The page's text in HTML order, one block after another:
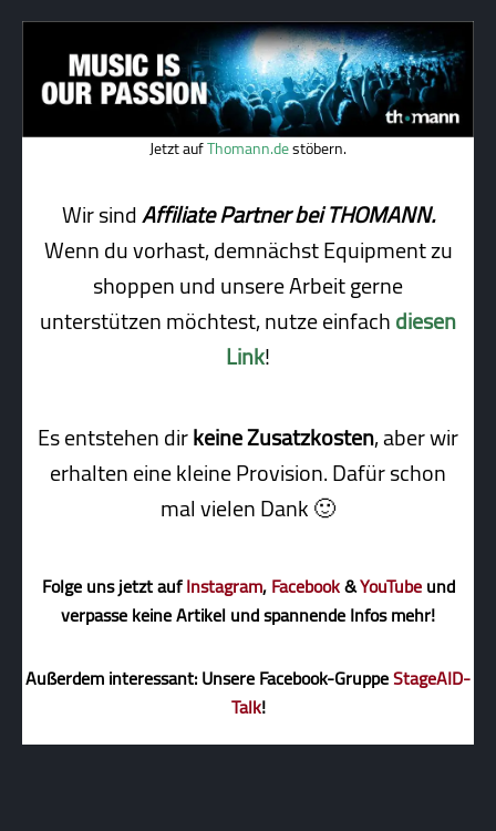
Jetzt aufThomann.destöbern.
Wir sindAffiliate Partner bei THOMANN.
Wenn du vorhast, demnächst Equipment zu
shoppen und unsere Arbeit gerne
unterstützen möchtest, nutze einfachdiesen
Link!
Es entstehen dirkeine Zusatzkosten, aber wir
erhalten eine kleine Pro­vi­sion. Dafür schon
mal vielen Dank 🙂
Folge uns jetzt aufInstagram,Facebook&YouTubeund
verpasse keine Artikel und spannende Infos mehr!
Außerdem interessant: Unsere Facebook-GruppeStageAID-
Talk!